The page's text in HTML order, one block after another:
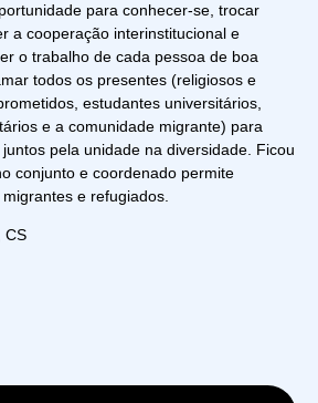
para conhecer-se, trocar
a cooperação interinstitucional e
o trabalho de cada pessoa de boa
todos os presentes (religiosos e
estudantes universitários,
e a comunidade migrante) para
pela unidade na diversidade. Ficou
conjunto e coordenado permite
e refugiados.
CS